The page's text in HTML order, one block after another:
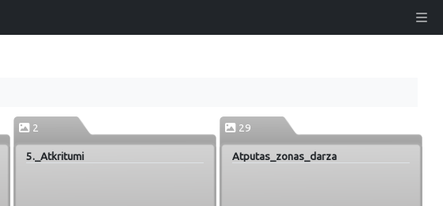
2
5._Atkritumi
29
Atputas_zonas_darza